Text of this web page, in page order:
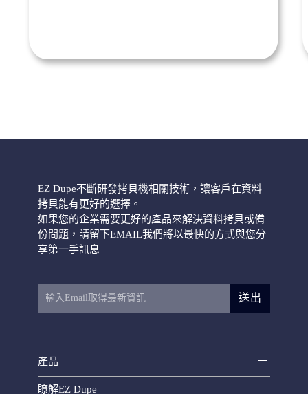
EZ Dupe不斷研發拷貝機相關技術，讓客戶在資料
拷貝能有更好的選擇。
如果您的企業需要更好的產品來解決資料拷貝或備
份問題，請留下EMAIL我們將以最快的方式與您分
享第一手訊息
送出
產品
瞭解EZ Dupe